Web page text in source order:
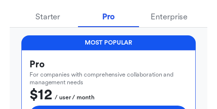
Starter Pro Enterprise
MOST POPULAR
Pro
For companies with comprehensive collaboration and
management needs
$12
  / user / month